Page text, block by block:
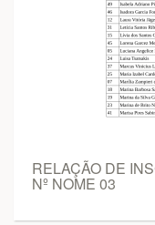
RELAÇÃO DE
Nº NOME 03